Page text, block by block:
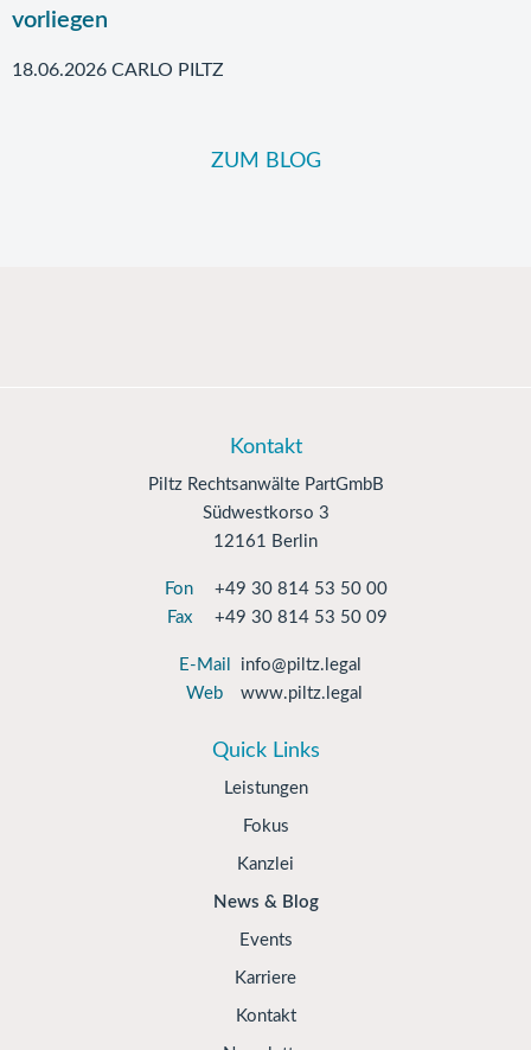
vorliegen
18.06.2026 CARLO PILTZ
ZUM BLOG
Kontakt
Piltz Rechtsanwälte PartGmbB
Südwestkorso 3
12161 Berlin
Fon
+49 30 814 53 50 00
Fax
+49 30 814 53 50 09
E-Mail
info@piltz.legal
Web
www.piltz.legal
Quick Links
Leistungen
Fokus
Kanzlei
News & Blog
Events
Karriere
Kontakt